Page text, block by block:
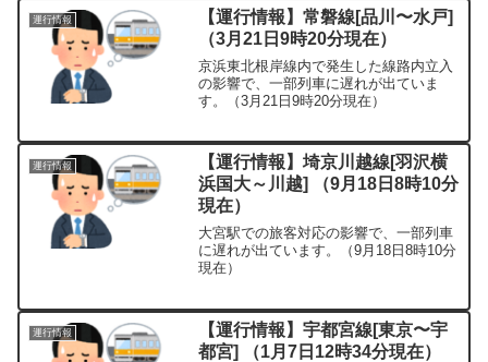
運行情報
【運行情報】常磐線[品川〜水戸]
（3月21日9時20分現在）
京浜東北根岸線内で発生した線路内立入
の影響で、一部列車に遅れが出ていま
す。（3月21日9時20分現在）
運行情報
【運行情報】埼京川越線[羽沢横
浜国大～川越] （9月18日8時10分
現在）
大宮駅での旅客対応の影響で、一部列車
に遅れが出ています。（9月18日8時10分
現在）
運行情報
【運行情報】宇都宮線[東京〜宇
都宮] （1月7日12時34分現在）